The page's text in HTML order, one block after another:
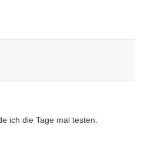
ich die Tage mal testen.